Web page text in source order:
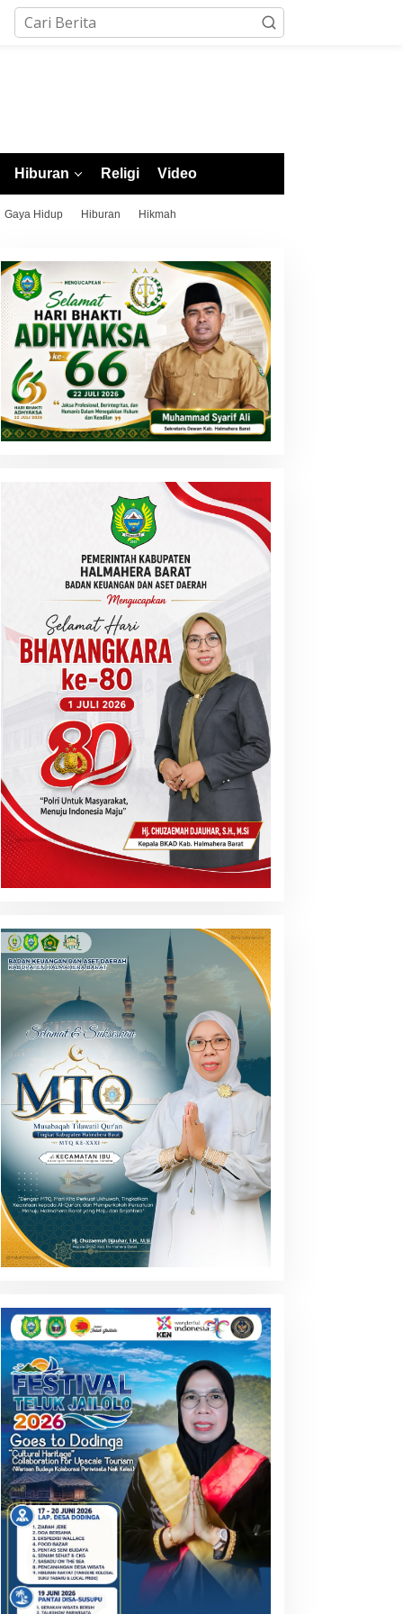
Hiburan Religi Video
Gaya Hidup Hiburan Hikmah